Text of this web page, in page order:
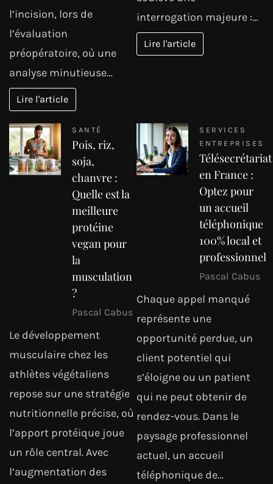
l’incision, lors de
l’évaluation
préopératoire, où une
analyse minutieuse…
Lire l'article
interrogation majeure :…
Lire l'article
SANTÉ
Pois, riz,
soja,
chanvre :
Quelle est la
meilleure
protéine
vegan pour
la
musculation
?
Pascal Cabus
Le développement
musculaire chez les
athlètes végétaliens
repose sur une stratégie
nutritionnelle précise, où
l’apport protéique joue
un rôle central. Avec
l’augmentation des
SERVICES
ENTREPRISES
Télésecrétariat
en France :
Optez pour
un accueil
téléphonique
100% local et
professionnel
Pascal Cabus
Chaque appel manqué
représente une
opportunité perdue, un
client potentiel qui
s’éloigne ou un patient
qui ne peut obtenir de
rendez-vous. Dans le
paysage professionnel
actuel, un accueil
téléphonique de…